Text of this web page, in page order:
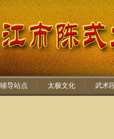
辅导站点 太极文化 武术